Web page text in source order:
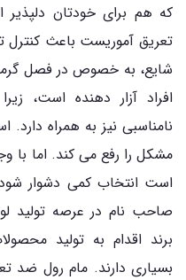
که هم برای خودتان
تعریق آموریست باعث
شایع، به خصوص در فصل
افراد آزار دهنده است،
نامناسبی نیز به همراه
مشکل را رفع می کند. اما با
است انتخاب کمی دشوار
صاحب نام در عرصه تولید
برند اقدام به تولید
بسیاری دارند. مام رول ضد